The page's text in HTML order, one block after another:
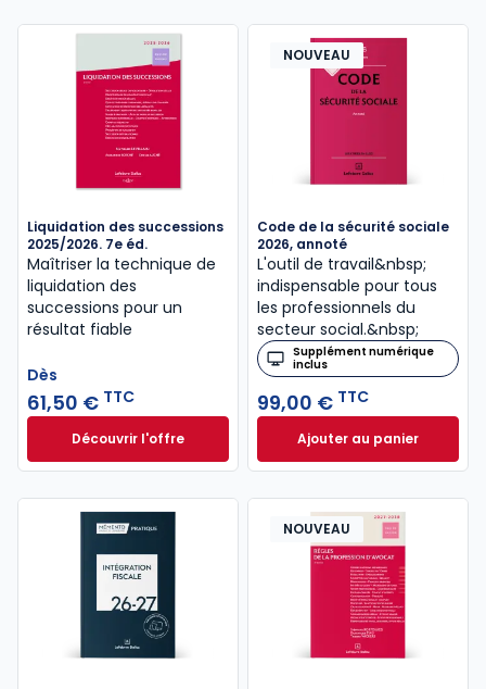
Liquidation des successions
2025/2026. 7e éd.
Maîtriser la technique de
liquidation des
successions pour un
résultat fiable
Dès
61,50 € TTC
Découvrir l'offreLiquidation des successions 2025/2026. 7e éd. à
Dès
NOUVEAU
Code de la sécurité sociale
2026, annoté
L'outil de travail&nbsp;
indispensable pour tous
les professionnels du
secteur social.&nbsp;
Supplément numérique
inclus
99,00 € TTC
Ajouter au panier
Code de la
NOUVEAU